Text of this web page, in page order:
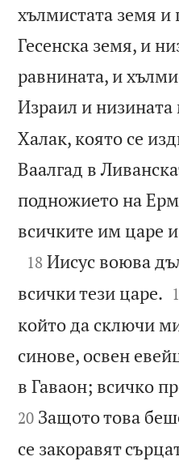
хълмистата земя и
Гесенска земя, и
равнината, и
Израил и низината
Халак, която се
Ваалгад в
подножието на
всичките им царе

18 Иисус воюва
всички тези царе. 
който да сключи
синове, освен
в Гаваон; всичко
20 Защото това
се закоравят